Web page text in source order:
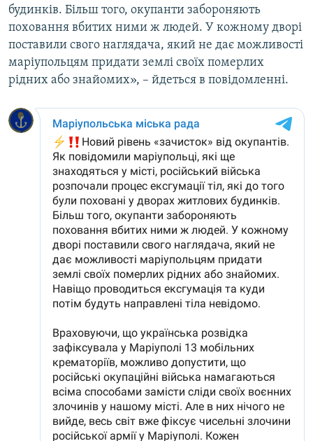
будинків. Більш того, окупанти забороняють
поховання вбитих ними ж людей. У кожному дворі
поставили свого наглядача, який не дає можливості
маріупольцям придати землі своїх померлих
рідних або знайомих», – йдеться в повідомленні.